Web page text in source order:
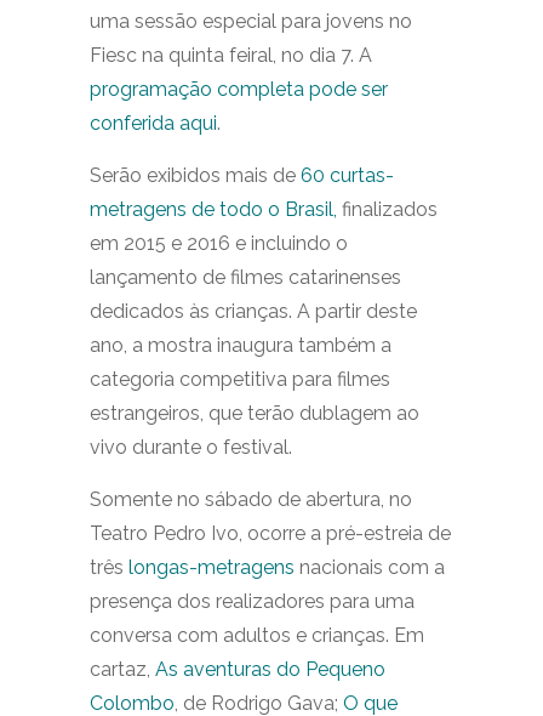
uma sessão especial para jovens no
Fiesc na quinta feiral, no dia 7. A
programação completa pode ser
conferida aqui.
Serão exibidos mais de 60 curtas-
metragens de todo o Brasil, finalizados
em 2015 e 2016 e incluindo o
lançamento de filmes catarinenses
dedicados às crianças. A partir deste
ano, a mostra inaugura também a
categoria competitiva para filmes
estrangeiros, que terão dublagem ao
vivo durante o festival.
Somente no sábado de abertura, no
Teatro Pedro Ivo, ocorre a pré-estreia de
três longas-metragens nacionais com a
presença dos realizadores para uma
conversa com adultos e crianças. Em
cartaz, As aventuras do Pequeno
Colombo, de Rodrigo Gava; O que